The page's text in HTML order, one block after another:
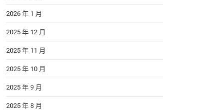
2026 年 1 月
2025 年 12 月
2025 年 11 月
2025 年 10 月
2025 年 9 月
2025 年 8 月